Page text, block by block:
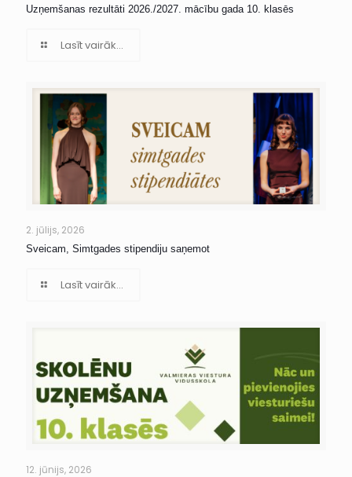
Uzņemšanas rezultāti 2026./2027. mācību gada 10. klasēs
Lasīt vairāk...
2. jūlijs, 2026
Sveicam, Simtgades stipendiju saņemot
Lasīt vairāk...
12. jūnijs, 2026